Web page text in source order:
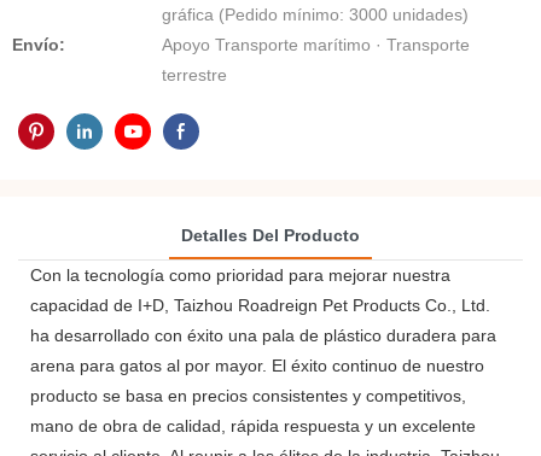
gráfica (Pedido mínimo: 3000 unidades)
Envío:
Apoyo Transporte marítimo · Transporte
terrestre
Detalles Del Producto
Con la tecnología como prioridad para mejorar nuestra
capacidad de I+D, Taizhou Roadreign Pet Products Co., Ltd.
ha desarrollado con éxito una pala de plástico duradera para
arena para gatos al por mayor. El éxito continuo de nuestro
producto se basa en precios consistentes y competitivos,
mano de obra de calidad, rápida respuesta y un excelente